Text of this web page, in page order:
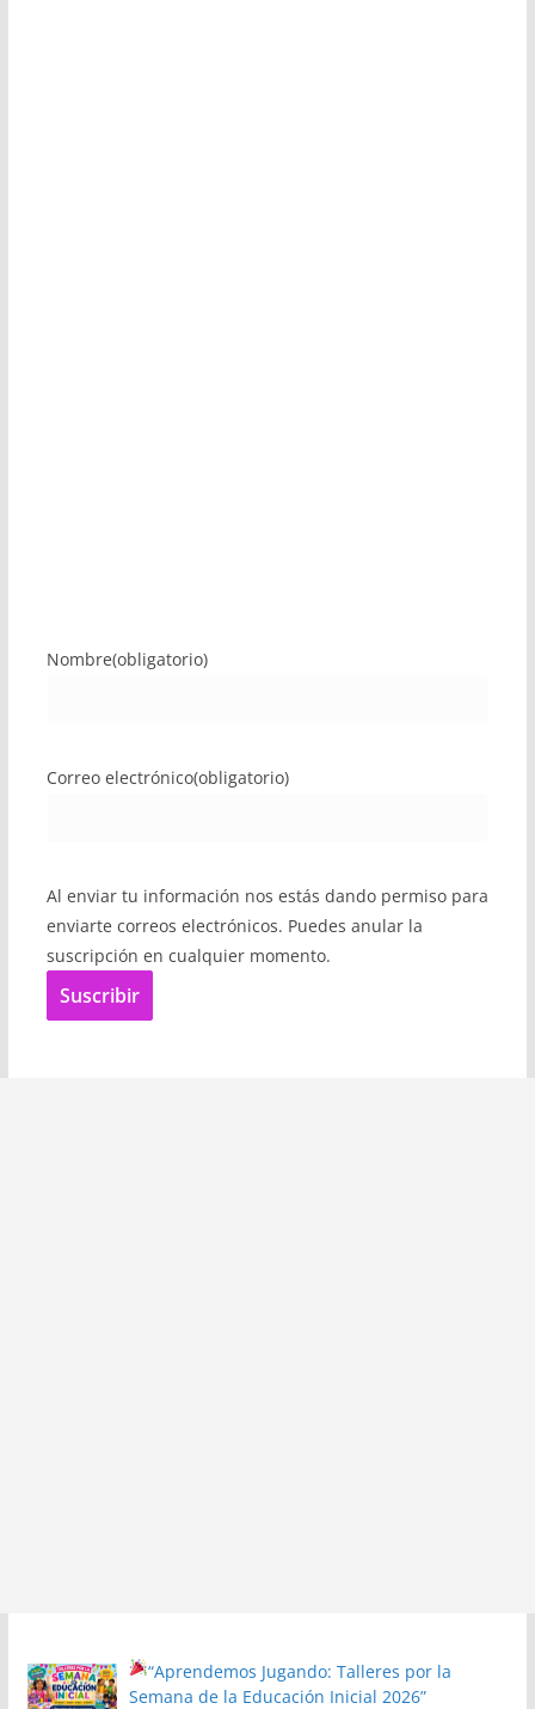
Nombre(obligatorio)
Correo electrónico(obligatorio)
Al enviar tu información nos estás dando permiso para
enviarte correos electrónicos. Puedes anular la
suscripción en cualquier momento.
Suscribir
“Aprendemos Jugando: Talleres por la
Semana de la Educación Inicial 2026”